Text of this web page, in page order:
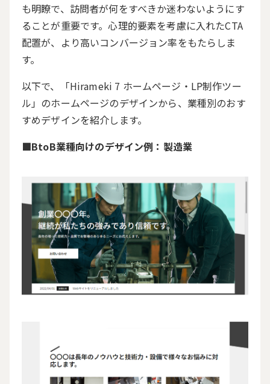
も明瞭で、訪問者が何をすべきか迷わないようにす
ることが重要です。心理的要素を考慮に入れたCTA
配置が、より高いコンバージョン率をもたらしま
す。
以下で、「Hirameki 7 ホームページ・ LP制作ツー
ル」のホームページのデザインから、業種別のおす
すめデザインを紹介します。
■BtoB業種向けのデザイン例：製造業